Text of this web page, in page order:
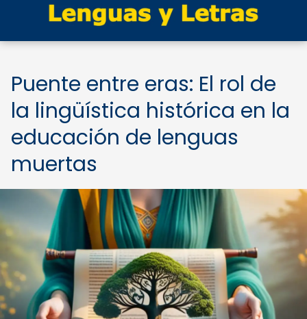
Puente entre eras: El rol de
la lingüística histórica en la
educación de lenguas
muertas